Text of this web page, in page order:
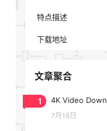
特点描述
下载地址
文章聚合
1 4K Video
7月18日